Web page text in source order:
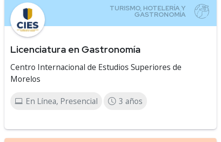
Licenciatura en Gastronomía
Centro Internacional de Estudios Superiores de
Morelos
En Línea, Presencial 3 años